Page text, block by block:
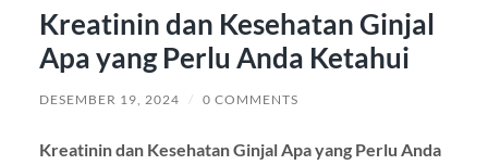
Kreatinin dan Kesehatan Ginjal
Apa yang Perlu Anda Ketahui
DESEMBER 19, 2024 / 0 COMMENTS
Kreatinin dan Kesehatan Ginjal Apa yang Perlu Anda